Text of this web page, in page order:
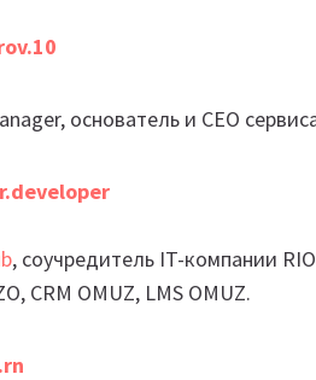
основатель и СЕО
, соучредитель IT-компании
CRM OMUZ, LMS OMUZ.